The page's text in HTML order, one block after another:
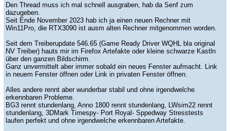
Den Thread muss ich mal schnell ausgraben, hab da Senf zum
dazugeben.
Seit Ende November 2023 hab ich ja einen neuen Rechner mit
Win11Pro, die RTX3090 ist ausm alten Rechner mitgenommen worden.
Seit dem Treiberupdate 546.65 (Game Ready Driver WQHL bla original
NV Treiber) hauts mir im Firefox Artefakte oder kleine schwarze Kastln
über den ganzen Bildschirm.
Ganz unvermittelt aber immer sobald ein neues Fenster aufmacht. Link
in neuem Fenster öffnen oder Link in privaten Fenster öffnen.
Alles andere rennt aber wunderbar stabil und ohne irgendwelche
erkennbaren Probleme.
BG3 rennt stundenlang, Anno 1800 rennt stundenlang, LWsim22 rennt
stundenlang, 3DMark Timespy- Port Royal- Sppedway Stresstests
laufen perfekt und ohne irgendwelche erkennbaren Artefakte.